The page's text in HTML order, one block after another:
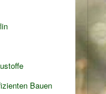
Bauen